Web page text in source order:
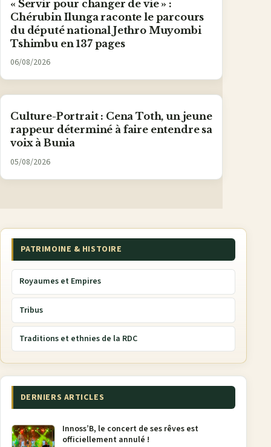
« Servir pour changer de vie » :
Chérubin Ilunga raconte le parcours
du député national Jethro Muyombi
Tshimbu en 137 pages
06/08/2026
Culture-Portrait : Cena Toth, un jeune
rappeur déterminé à faire entendre sa
voix à Bunia
05/08/2026
PATRIMOINE & HISTOIRE
Royaumes et Empires
Tribus
Traditions et ethnies de la RDC
DERNIERS ARTICLES
Innoss’B, le concert de ses rêves est
officiellement annulé !